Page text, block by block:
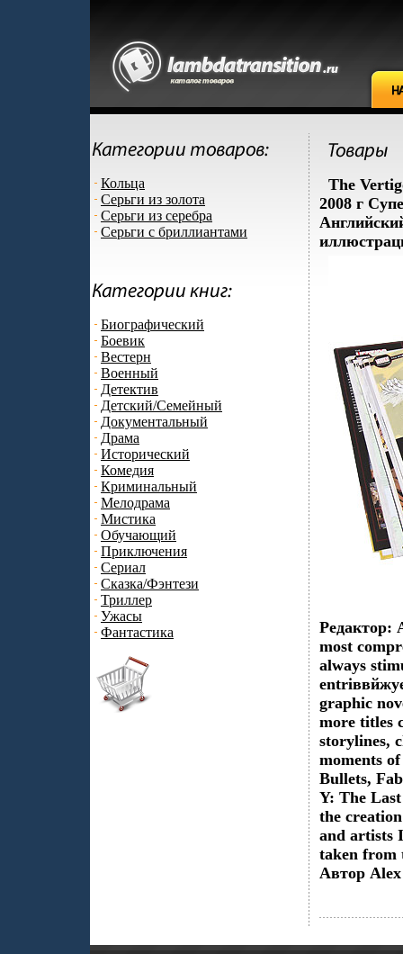
Кольца
Серьги из золота
Серьги из серебра
Серьги с бриллиантами
Биографический
Боевик
Вестерн
Военный
Детектив
Детский/Семейный
Документальный
Драма
Исторический
Комедия
Криминальный
Мелодрама
Мистика
Обучающий
Приключения
Сериал
Сказка/Фэнтези
Триллер
Ужасы
Фантастика
The
2008 г
Редактор:
most
always
graphic
more titles
storylines,
moments
Bullets,
Y: The
the
and artists
taken from
Автор